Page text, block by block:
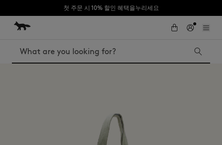
첫 주문 시 10% 할인 혜택을누리세요
Skip to Content
Skip to Footer
Search